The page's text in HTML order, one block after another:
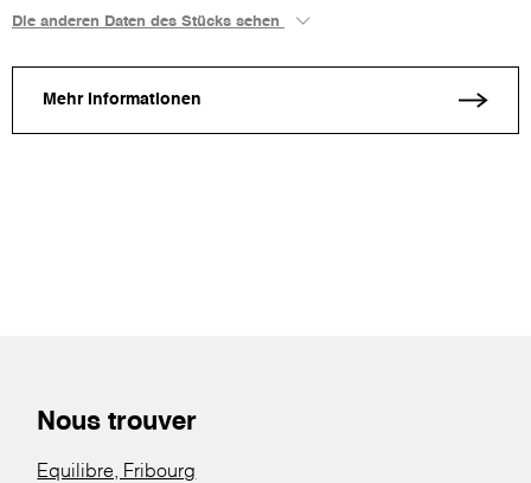
Die anderen Daten des Stücks sehen
Mehr Informationen
Nous trouver
Equilibre, Fribourg